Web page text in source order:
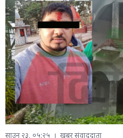
साउन २३, ०५:२५ खबर संवाददाता
घर जग्गा पास गर्ने भन्दै
कुँवर जेल चलान